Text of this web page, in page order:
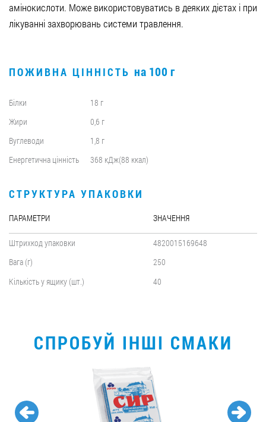
амінокислоти. Може використовуватись в деяких дієтах і при
лікуванні захворювань системи травлення.
ПОЖИВНА ЦІННІСТЬ на 100 г
Білки
18 г
Жири
0,6 г
Вуглеводи
1,8 г
Енергетична цінність
368 кДж(88 ккал)
СТРУКТУРА УПАКОВКИ
ПАРАМЕТРИ ЗНАЧЕННЯ
Штрихкод упаковки
4820015169648
Вага (г)
250
Кількість у ящику (шт.)
40
СПРОБУЙ ІНШІ СМАКИ